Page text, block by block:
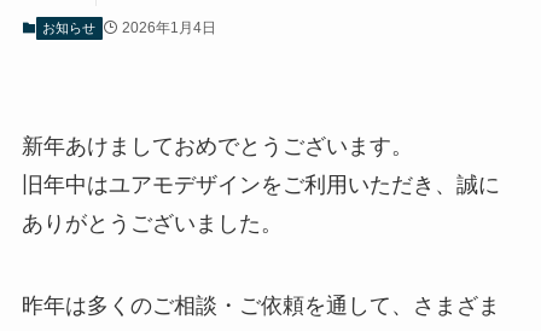
お知らせ 2026年1月4日
新年あけましておめでとうございます。
旧年中はユアモデザインをご利用いただき、誠に
ありがとうございました。
昨年は多くのご相談・ご依頼を通して、さまざま